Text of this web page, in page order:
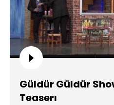
Güldür Güldür
Teaserı